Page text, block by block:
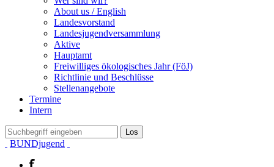
About us / English
Landesvorstand
Landesjugendversammlung
Aktive
Hauptamt
Freiwilliges ökologisches Jahr (FöJ)
Richtlinie und Beschlüsse
Stellenangebote
Termine
Intern
BUNDjugend